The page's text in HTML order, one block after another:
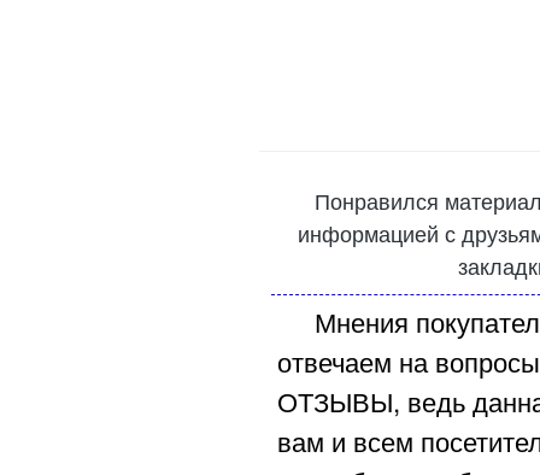
Понравился
информацией с
Мнения
отвечаем на
ОТЗЫВЫ, ведь
вам и всем